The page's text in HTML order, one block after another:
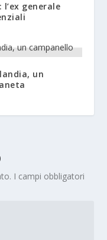
generale
un
I campi obbligatori